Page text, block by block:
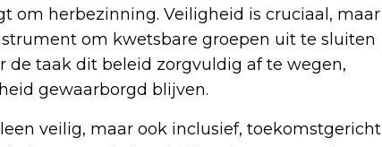
om herbezinning. Veiligheid is cruciaal, maar
om kwetsbare groepen uit te sluiten
de taak dit beleid zorgvuldig af te wegen,
gewaarborgd blijven.
veilig, maar ook inclusief, toekomstgericht